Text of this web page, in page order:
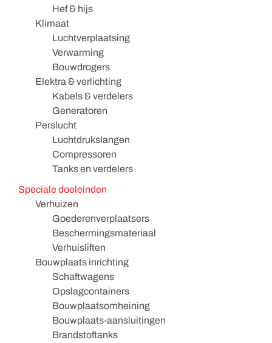
Hef & hijs
Klimaat
Luchtverplaatsing
Verwarming
Bouwdrogers
Elektra & verlichting
Kabels & verdelers
Generatoren
Perslucht
Luchtdrukslangen
Compressoren
Tanks en verdelers
Speciale doeleinden
Verhuizen
Goederenverplaatsers
Beschermingsmateriaal
Verhuisliften
Bouwplaats inrichting
Schaftwagens
Opslagcontainers
Bouwplaatsomheining
Bouwplaats-aansluitingen
Brandstoftanks